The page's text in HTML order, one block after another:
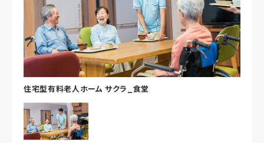
住宅型有料老人ホーム サクラ_食堂